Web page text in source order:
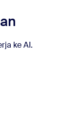
ke AI.